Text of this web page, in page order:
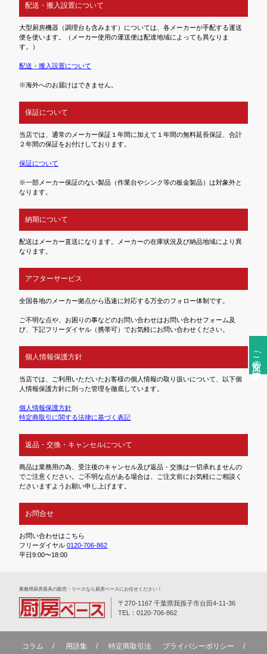
ご注文前の確認事項
配送・搬入設置について
大型厨房機器（調理台も含みます）については、各メーカーが手配する運送
便を使います。（メーカー使用の運送便は配達地域によっても異なりま
す。）
配送・搬入設置について
※海外へのお届けはできません。
保証について
当店では、通常のメーカー保証１年間に加えて１年間の無料延長保証、合計
２年間の保証をお付けしております。
保証について
※一部メーカー保証のない製品（作業台やシンク等の板金製品）は対象外と
なります。
納期について
配送はメーカー直送になります。メーカーの在庫状況及び納品地域により異
なります。
アフターサービス
全国各地のメーカー拠点から迅速に対応する万全のフォロー体制です。
ご不明な点や、お困りの事などのお問い合わせはお問い合わせフォーム及
び、下記フリーダイヤル（携帯可）でお気軽にお問い合わせください。
個人情報保護方針
当店では、ご利用いただいたお客様の個人情報の取り扱いについて、以下個
人情報保護方針に則った管理を徹底しています。
個人情報保護方針
特定商取引に関する法律に基づく表記
返品・交換・キャンセルについて
商品は業務用の為、受注後のキャンセル及び返品・交換は一切承れませんの
でご注意ください。ご不明な点がある場合は、ご注文前にお気軽にご相談く
ださいますようお願い申し上げます。
お問合せ
お問い合わせはこちら
フリーダイヤル0120-706-862
平日9:00〜18:00
業務⽤厨房器具の販売・リースなら厨房ベースにお任せください！
〒270-1167 千葉県我孫子市台田4-11-36
TEL：0120-706-862
コラム 用語集 特定商取引法 プライバシーポリシー